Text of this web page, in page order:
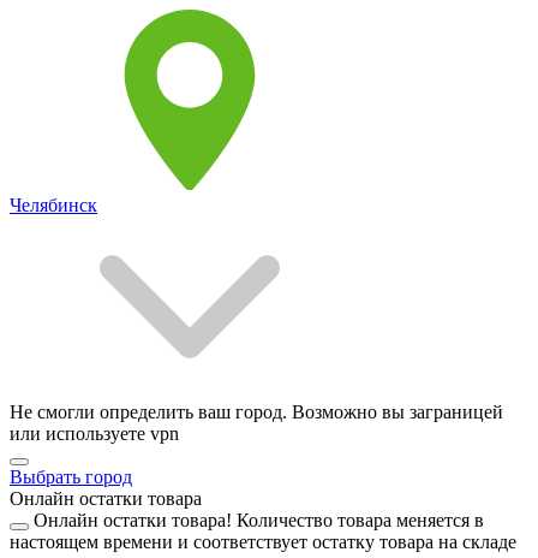
Челябинск
Не смогли определить ваш город. Возможно вы заграницей
или используете vpn
Выбрать город
Онлайн остатки товара
Онлайн остатки товара! Количество товара меняется в
настоящем времени и соответствует остатку товара на складе